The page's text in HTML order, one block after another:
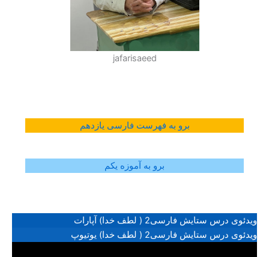
jafarisaeed
برو به فهرست فارسی یازدهم
برو به آموزه یکم
ویدئوی درس ستایش فارسی2 ( لطف خدا) آپارات
ویدئوی درس ستایش فارسی2 ( لطف خدا) یوتیوپ